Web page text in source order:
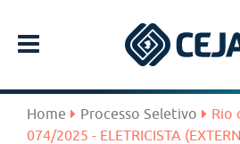
Home Processo Seletivo Rio
074/2025 - ELETRICISTA